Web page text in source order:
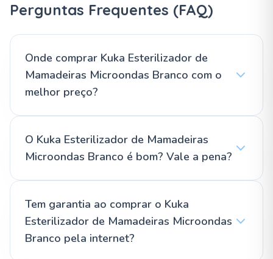
Perguntas Frequentes (FAQ)
Onde comprar Kuka Esterilizador de
Mamadeiras Microondas Branco com o
melhor preço?
O Kuka Esterilizador de Mamadeiras
Microondas Branco é bom? Vale a pena?
Tem garantia ao comprar o Kuka
Esterilizador de Mamadeiras Microondas
Branco pela internet?